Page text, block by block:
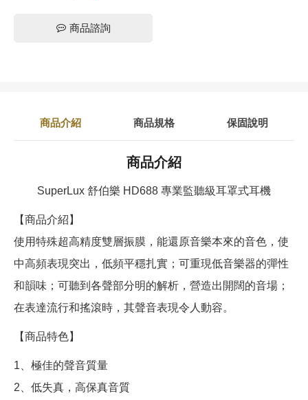
商品諮詢
商品介紹 商品規格 保固說明
商品介紹
SuperLux 舒伯樂 HD688 專業監聽級耳罩式耳機
【商品介紹】
使用特殊超高精度雙層振膜，能還原音樂本來的音色，使
中高頻表現突出，低頻平穩扎實；可重現低音樂器的彈性
和韻味；可聽到各聲部分明的解析，營造出開闊的音場；
在表達流行和搖滾時，其聲音表現令人動容。
【商品特色】
1、極佳的聲音質量
2、低失真，高保真音質